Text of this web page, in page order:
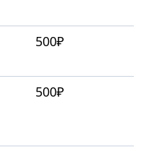
500₽
500₽